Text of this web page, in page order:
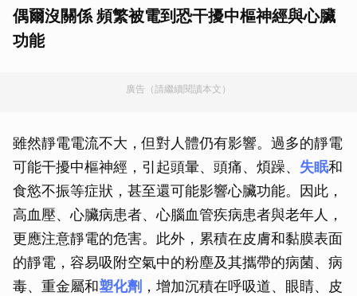
偶爾沒關係 頻繁被電到恐干擾中樞神經與心臟
功能
廣告（請繼續閱讀本文）
雖然靜電電流不大，但對人體仍有影響。過多的靜電
可能干擾中樞神經，引起頭暈、頭痛、煩躁、 失眠和
食慾不振等症狀，甚至還可能影響心臟功能。因此，
高血壓、心臟病患者、心腦血管疾病患者與老年人，
更應注意靜電的危害。此外，累積在皮膚和黏膜表面
的靜電，容易吸附空氣中的粉塵及其攜帶的病菌、病
毒、重金屬和塑化劑 ，增加沉積在呼吸道、眼睛、皮